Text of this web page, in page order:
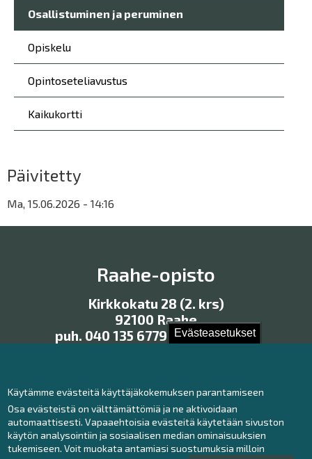
Evästeasetukset
Käytämme evästeitä käyttäjäkokemuksen parantamiseen
Osa evästeistä on välttämättömiä ja ne aktivoidaan
automaattisesti. Vapaaehtoisia evästeitä käytetään sivuston
käytön analysointiin ja sosiaalisen median ominaisuuksien
tukemiseen. Voit muokata antamiasi suostumuksia milloin
Osallistuminen ja peruminen
Opiskelu
Opintoseteliavustus
Kaikukortti
Päivitetty
Ma, 15.06.2026 - 14:16
Raahe-opisto
Kirkkokatu 28 (2. krs)
92100 Raahe
puh. 040 135 6779, 040 135 6780
Ota yhteyttä!
Raahe-opiston toimisto